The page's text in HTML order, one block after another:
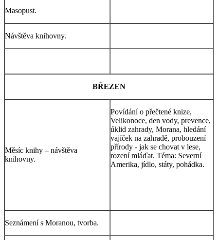
Masopust.
Návštěva knihovny.
BŘEZEN
Měsíc knihy – návštěva
knihovny.
Povídání o přečtené knize,
Velikonoce, den vody, prevence,
úklid zahrady, Morana, hledání
vajíček na zahradě, probouzení
přírody - jak se chovat v lese,
rození mláďat. Téma: Severní
Amerika, jídlo, státy, pohádka.
Seznámení s Moranou, tvorba.